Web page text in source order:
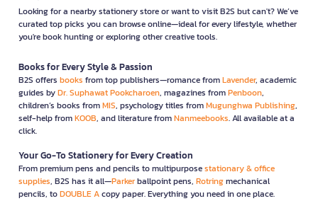
Looking for a nearby stationery store or want to visit B2S but can't? We’ve
curated top picks you can browse online—ideal for every lifestyle, whether
you're book hunting or exploring other creative tools.
Books for Every Style & Passion
B2S offers books from top publishers—romance fromLavender, academic
guides byDr. Suphawat Pookcharoen, magazines fromPenboon,
children’s books fromMIS, psychology titles fromMugunghwa Publishing,
self-help fromKOOB, and literature fromNanmeebooks. All available at a
click.
Your Go-To Stationery for Every Creation
From premium pens and pencils to multipurposestationary & office
supplies, B2S has it all—Parkerballpoint pens, Rotringmechanical
pencils, toDOUBLE Acopy paper. Everything you need in one place.